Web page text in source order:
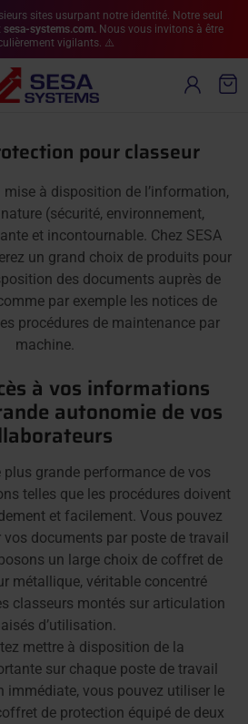
sites usurpant notre identité. Notre seul
sesa-systems.com. Nous vous invitons à être
vigilants. ⚠️
Compte
pour classeur
à disposition de l’information,
(sécurité, environnement,
et incontournable. Chez SESA
un grand choix de produits pour
des documents auprès de
par exemple les notices de
procédures de maintenance par
machine.
à vos informations
autonomie de vos
plus grande performance de vos
telles que les procédures doivent
et facilement. Vous pouvez
vos documents par poste de travail
un large choix de coffret de
métallique, véritable concentré
classeurs montés sur articulation
d’utilisation.
mettre à disposition de la
sur chaque poste de travail
immédiate, vous pouvez utiliser le
de protection équipé de deux